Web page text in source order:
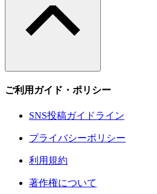
ご利用ガイド・ポリシー
SNS投稿ガイドライン
プライバシーポリシー
利用規約
著作権について